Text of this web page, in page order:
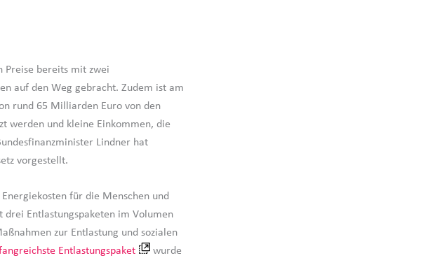
Preise bereits mit zwei
auf den Weg gebracht. Zudem ist am
rund 65 Milliarden Euro von den
werden und kleine Einkommen, die
Lindner hat
vorgestellt.
für die Menschen und
Entlastungspaketen im Volumen
zur Entlastung und sozialen
Entlastungspaket
wurde